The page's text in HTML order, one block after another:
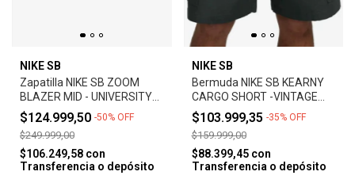
NIKE SB
Zapatilla NIKE SB ZOOM
BLAZER MID - UNIVERSITY
RED *Orange Label*
$124.999,50 -50% OFF
$249.999,00
$106.249,58 con
Transferencia o depósito
NIKE SB
Bermuda NIKE SB KEARNY
CARGO SHORT -VINTAGE
GREEN
$103.999,35 -35% OFF
$159.999,00
$88.399,45 con
Transferencia o depósito